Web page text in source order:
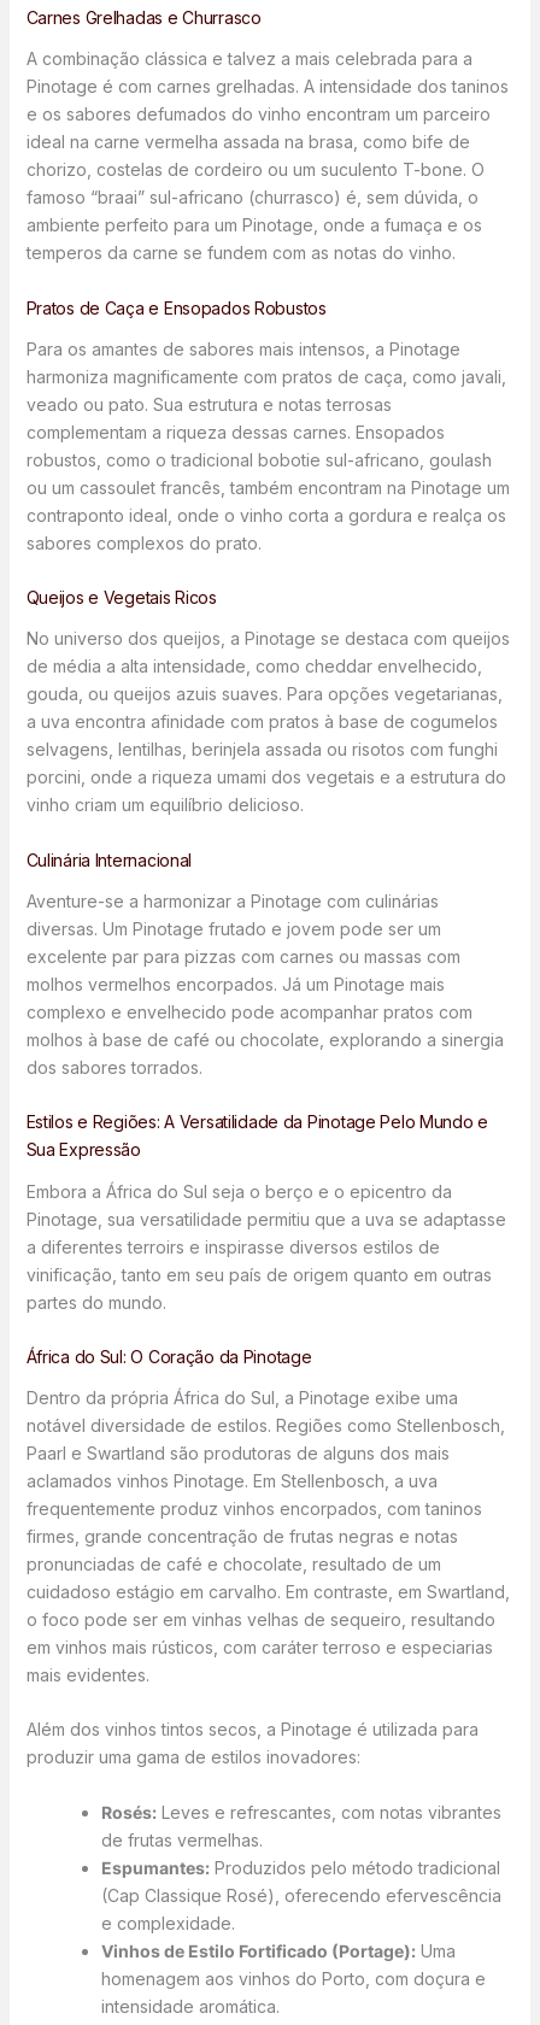
Carnes Grelhadas e Churrasco
A combinação clássica e talvez a mais celebrada para a
Pinotage é com carnes grelhadas. A intensidade dos taninos
e os sabores defumados do vinho encontram um parceiro
ideal na carne vermelha assada na brasa, como bife de
chorizo, costelas de cordeiro ou um suculento T-bone. O
famoso “braai” sul-africano (churrasco) é, sem dúvida, o
ambiente perfeito para um Pinotage, onde a fumaça e os
temperos da carne se fundem com as notas do vinho.
Pratos de Caça e Ensopados Robustos
Para os amantes de sabores mais intensos, a Pinotage
harmoniza magnificamente com pratos de caça, como javali,
veado ou pato. Sua estrutura e notas terrosas
complementam a riqueza dessas carnes. Ensopados
robustos, como o tradicional bobotie sul-africano, goulash
ou um cassoulet francês, também encontram na Pinotage um
contraponto ideal, onde o vinho corta a gordura e realça os
sabores complexos do prato.
Queijos e Vegetais Ricos
No universo dos queijos, a Pinotage se destaca com queijos
de média a alta intensidade, como cheddar envelhecido,
gouda, ou queijos azuis suaves. Para opções vegetarianas,
a uva encontra afinidade com pratos à base de cogumelos
selvagens, lentilhas, berinjela assada ou risotos com funghi
porcini, onde a riqueza umami dos vegetais e a estrutura do
vinho criam um equilíbrio delicioso.
Culinária Internacional
Aventure-se a harmonizar a Pinotage com culinárias
diversas. Um Pinotage frutado e jovem pode ser um
excelente par para pizzas com carnes ou massas com
molhos vermelhos encorpados. Já um Pinotage mais
complexo e envelhecido pode acompanhar pratos com
molhos à base de café ou chocolate, explorando a sinergia
dos sabores torrados.
Estilos e Regiões: A Versatilidade da Pinotage Pelo Mundo e
Sua Expressão
Embora a África do Sul seja o berço e o epicentro da
Pinotage, sua versatilidade permitiu que a uva se adaptasse
a diferentes terroirs e inspirasse diversos estilos de
vinificação, tanto em seu país de origem quanto em outras
partes do mundo.
África do Sul: O Coração da Pinotage
Dentro da própria África do Sul, a Pinotage exibe uma
notável diversidade de estilos. Regiões como Stellenbosch,
Paarl e Swartland são produtoras de alguns dos mais
aclamados vinhos Pinotage. Em Stellenbosch, a uva
frequentemente produz vinhos encorpados, com taninos
firmes, grande concentração de frutas negras e notas
pronunciadas de café e chocolate, resultado de um
cuidadoso estágio em carvalho. Em contraste, em Swartland,
o foco pode ser em vinhas velhas de sequeiro, resultando
em vinhos mais rústicos, com caráter terroso e especiarias
mais evidentes.
Além dos vinhos tintos secos, a Pinotage é utilizada para
produzir uma gama de estilos inovadores:
Rosés:Leves e refrescantes, com notas vibrantes
de frutas vermelhas.
Espumantes:Produzidos pelo método tradicional
(Cap Classique Rosé), oferecendo efervescência
e complexidade.
Vinhos de Estilo Fortificado (Portage):Uma
homenagem aos vinhos do Porto, com doçura e
intensidade aromática.